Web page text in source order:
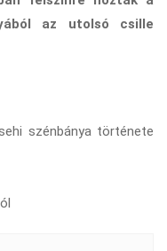
az utolsó csille
szénbánya története